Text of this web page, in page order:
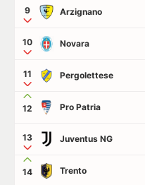
9 Arzignano
10 Novara
11 Pergolettese
12 Pro Patria
13 Juventus NG
14 Trento